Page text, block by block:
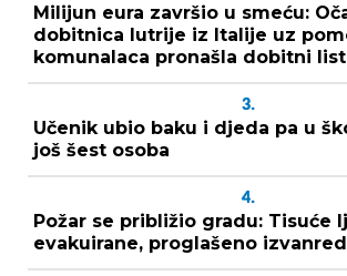
Milijun eura završio u smeću:
dobitnica lutrije iz Italije uz
komunalaca pronašla dobitni
3.
Učenik ubio baku i djeda pa u
još šest osoba
4.
Požar se približio gradu: Tisuće
evakuirane, proglašeno